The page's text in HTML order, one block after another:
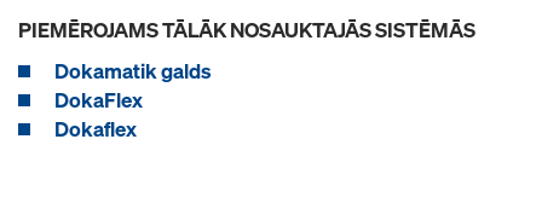
PIEMĒROJAMS TĀLĀK NOSAUKTAJĀS SISTĒMĀS
Dokamatik galds
DokaFlex
Dokaflex